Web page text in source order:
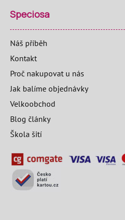
Speciosa
Náš příběh
Kontakt
Proč nakupovat u nás
Jak balíme objednávky
Velkoobchod
Blog články
Škola šití